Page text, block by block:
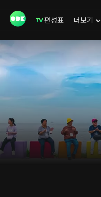
편성표 더보기